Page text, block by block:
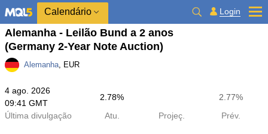
Calendário Login
Alemanha - Leilão Bund a 2 anos
(Germany 2-Year Note Auction)
Alemanha, EUR
4 ago. 2026
09:41 GMT
2.78%
2.77%
Última divulgação
Atu. Projeç. Prév.